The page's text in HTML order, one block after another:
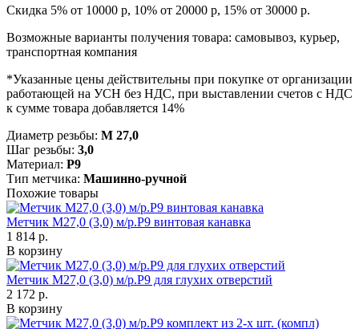
Скидка 5% от 10000 р, 10% от 20000 р, 15% от 30000 р.
Возможные варианты получения товара: самовывоз, курьер,
транспортная компания
*Указанные цены действительны при покупке от организации
работающей на УСН без НДС, при выставлении счетов с НДС
к сумме товара добавляется 14%
Диаметр резьбы: М 27,0
Шаг резьбы: 3,0
Материал: Р9
Тип метчика: Машинно-ручной
Похожие товары
Метчик М27,0 (3,0) м/р.Р9 винтовая канавка
1 814 р.
В корзину
Метчик М27,0 (3,0) м/р.Р9 для глухих отверстий
2 172 р.
В корзину